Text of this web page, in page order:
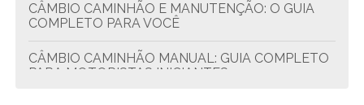
CÂMBIO CAMINHÃO E MANUTENÇÃO: O GUIA
COMPLETO PARA VOCÊ
CÂMBIO CAMINHÃO MANUAL: GUIA COMPLETO
PARA MOTORISTAS INICIANTES